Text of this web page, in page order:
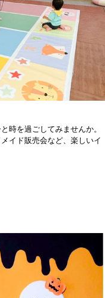
時を過ごしてみませんか。
イド販売会など、楽しいイ